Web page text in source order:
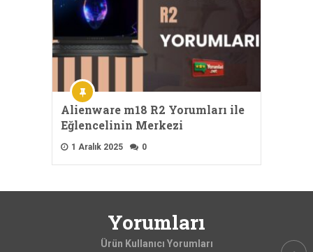
Alienware m18 R2 Yorumları ile
Eğlencelinin Merkezi
1 Aralık 2025 0
Yorumları
Ürün Kullanıcı Yorumları